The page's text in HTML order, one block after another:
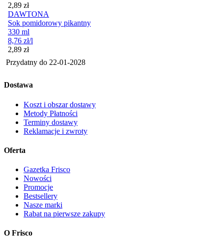
Cena
2,89 zł
DAWTONA
Sok pomidorowy pikantny
330 ml
8,76 zł/l
Cena
2,89 zł
Przydatny do 22-01-2028
Dostawa
Koszt i obszar dostawy
Metody Płatności
Terminy dostawy
Reklamacje i zwroty
Oferta
Gazetka Frisco
Nowości
Promocje
Bestsellery
Nasze marki
Rabat na pierwsze zakupy
O Frisco